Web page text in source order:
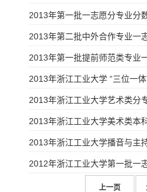
2013年第一批一志愿分专业分
2013年第二批中外合作专业一
2013年第一批提前师范类专业
2013年浙江工业大学 “三位一
2013年浙江工业大学艺术类分
2013年浙江工业大学美术类本
2013年浙江工业大学播音与主
2012年浙江工业大学第一批一
上一页